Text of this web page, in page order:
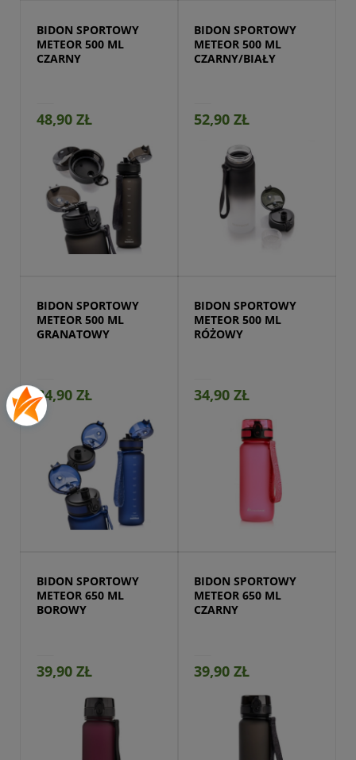
BIDON SPORTOWY
METEOR 500 ML
CZARNY
48,90 ZŁ
BIDON SPORTOWY
METEOR 500 ML
CZARNY/BIAŁY
52,90 ZŁ
Przejdź do produktu
BIDON SPORTOWY
METEOR 500 ML
GRANATOWY
34,90 ZŁ
BIDON SPORTOWY
METEOR 500 ML
RÓŻOWY
34,90 ZŁ
Przejdź do produktu
BIDON SPORTOWY
METEOR 650 ML
BOROWY
39,90 ZŁ
BIDON SPORTOWY
METEOR 650 ML
CZARNY
39,90 ZŁ